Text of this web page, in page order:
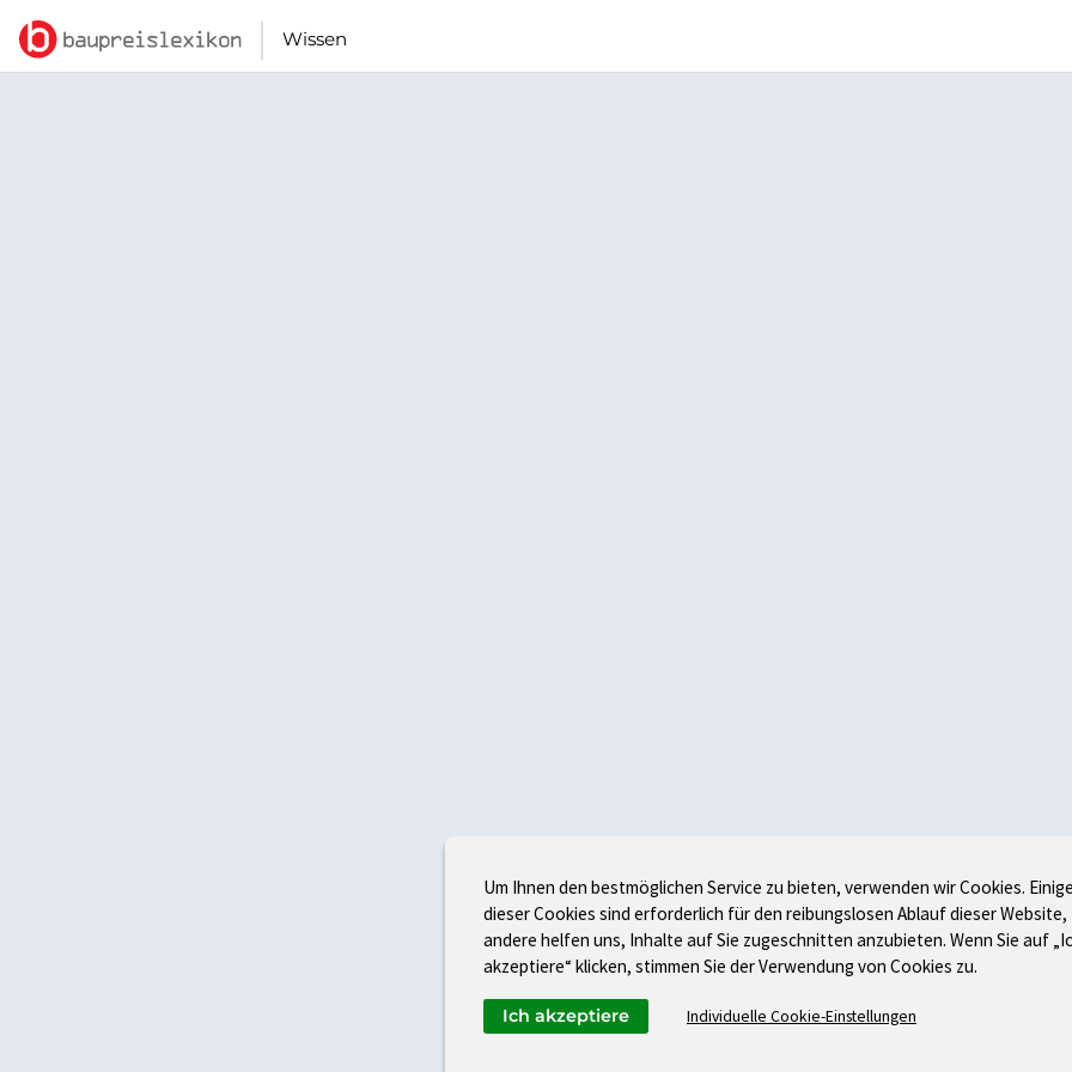
Wissen
Um Ihnen den bestmöglichen Service zu bieten, verwenden wir Cookies.
dieser Cookies sind erforderlich für den reibungslosen Ablauf dieser Website,
andere helfen uns, Inhalte auf Sie zugeschnitten anzubieten. Wenn Sie auf
akzeptiere“ klicken, stimmen Sie der Verwendung von Cookies zu.
Individuelle Cookie-Einstellungen
Ich akzeptiere